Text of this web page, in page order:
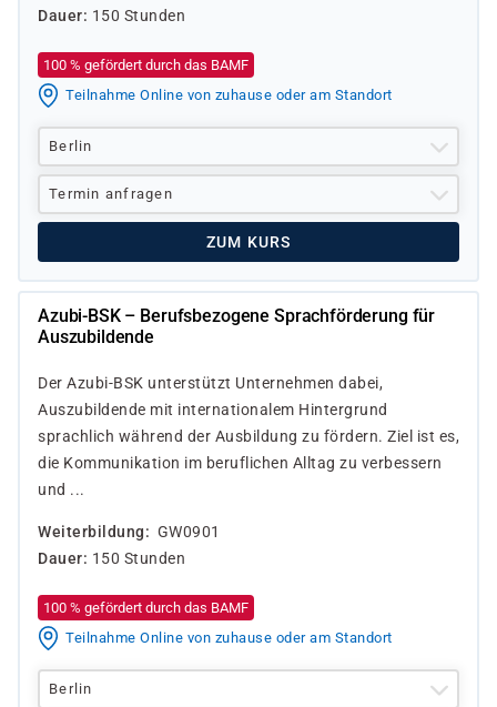
Dauer
150 Stunden
100 % gefördert durch das BAMF
Teilnahme Online von zuhause oder am Standort
Berlin
Termin anfragen
ZUM KURS
Azubi-BSK – Berufsbezogene Sprachförderung für
Auszubildende
Der Azubi-BSK unterstützt Unternehmen dabei,
Auszubildende mit internationalem Hintergrund
sprachlich während der Ausbildung zu fördern. Ziel ist es,
die Kommunikation im beruflichen Alltag zu verbessern
und ...
Weiterbildung
GW0901
Dauer
150 Stunden
100 % gefördert durch das BAMF
Teilnahme Online von zuhause oder am Standort
Berlin